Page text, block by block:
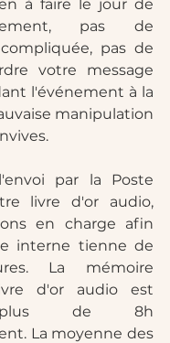
à faire le jour de
pas de
pas de
votre message
l'événement à la
manipulation
par la Poste
livre d'or audio,
en charge afin
interne tienne de
La mémoire
d'or audio est
plus de 8h
La moyenne des